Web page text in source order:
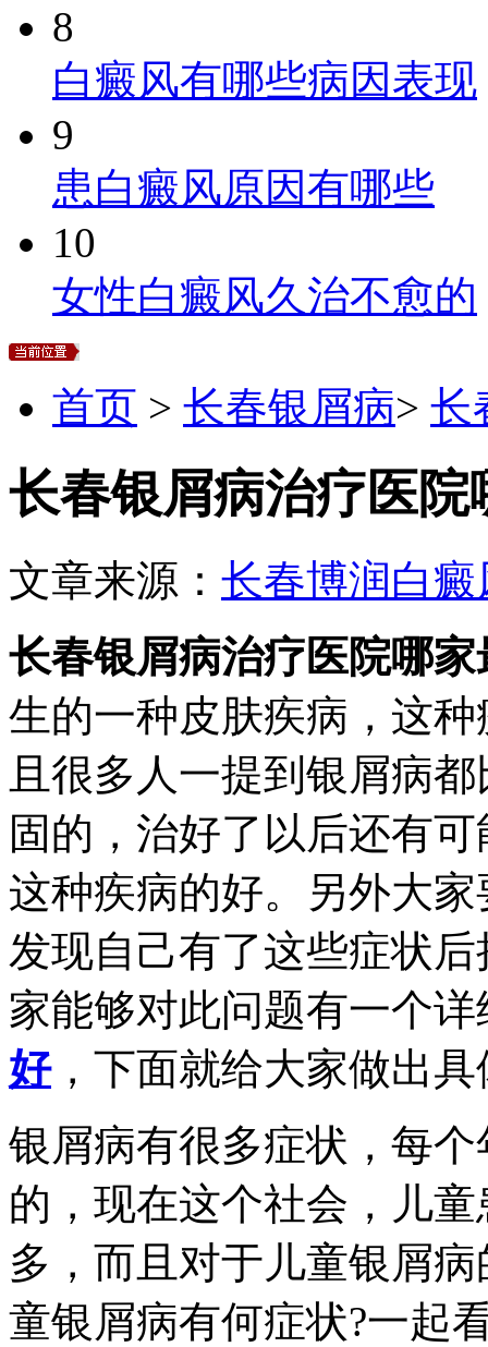
8
白癜风有哪些病因表现
9
患白癜风原因有哪些
10
女性白癜风久治不愈的
首页 > 长春银屑病> 长
长春银屑病治疗医院
文章来源： 长春博润白癜
长春银屑病治疗医院哪家
生的一种皮肤疾病，这
且很多人一提到银屑病
固的，治好了以后还有
这种疾病的好。另外大
发现自己有了这些症状
家能够对此问题有一个
好，下面就给大家做出
银屑病有很多症状，每
的，现在这个社会，儿
多，而且对于儿童银屑
童银屑病有何症状?一起